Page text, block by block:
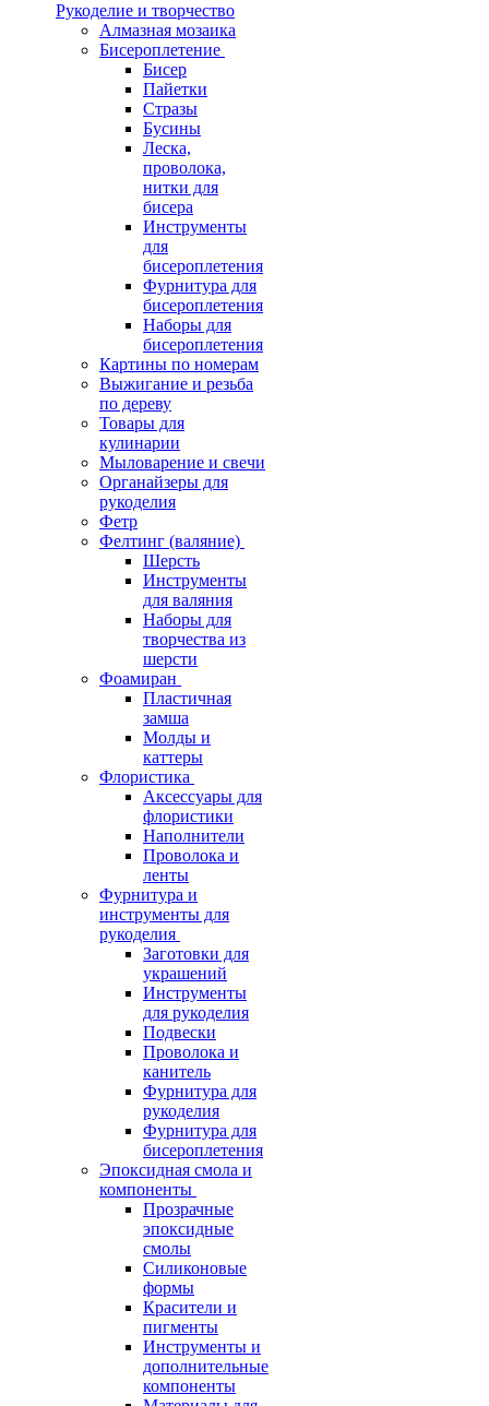
Рукоделие и творчество
Алмазная мозаика
Бисероплетение
Бисер
Пайетки
Стразы
Бусины
Леска,
проволока,
нитки для
бисера
Инструменты
для
бисероплетения
Фурнитура для
бисероплетения
Наборы для
бисероплетения
Картины по номерам
Выжигание и резьба
по дереву
Товары для
кулинарии
Мыловарение и свечи
Органайзеры для
рукоделия
Фетр
Фелтинг (валяние)
Шерсть
Инструменты
для валяния
Наборы для
творчества из
шерсти
Фоамиран
Пластичная
замша
Молды и
каттеры
Флористика
Аксессуары для
флористики
Наполнители
Проволока и
ленты
Фурнитура и
инструменты для
рукоделия
Заготовки для
украшений
Инструменты
для рукоделия
Подвески
Проволока и
канитель
Фурнитура для
рукоделия
Фурнитура для
бисероплетения
Эпоксидная смола и
компоненты
Прозрачные
эпоксидные
смолы
Силиконовые
формы
Красители и
пигменты
Инструменты и
дополнительные
компоненты